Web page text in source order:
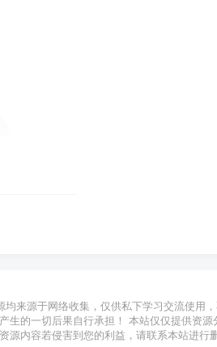
来源于网络收集，仅供私下学习交流使用
生的一切后果自行承担！ 本站仅仅提供资源
源内容若侵害到您的利益，请联系本站进行